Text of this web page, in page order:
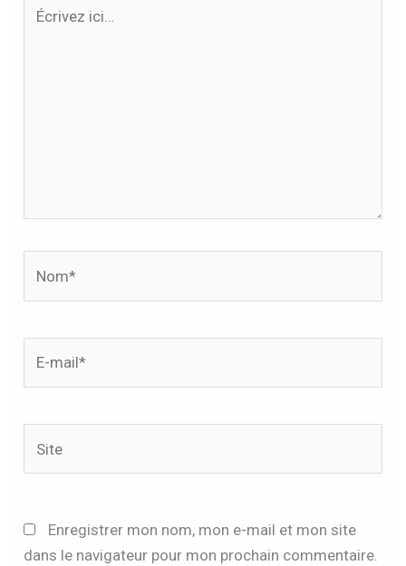
Enregistrer mon nom, mon e-mail et mon site
dans le navigateur pour mon prochain commentaire.